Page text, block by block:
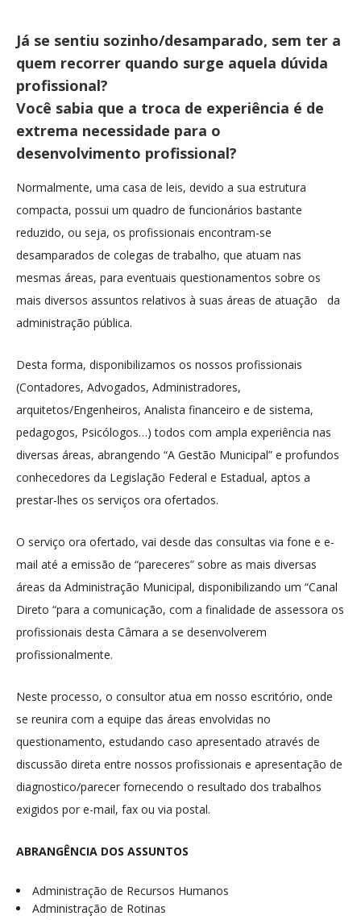
Já se sentiu sozinho/desamparado, sem ter a
quem recorrer quando surge aquela dúvida
profissional?
Você sabia que a troca de experiência é de
extrema necessidade para o
desenvolvimento profissional?
Normalmente, uma casa de leis, devido a sua estrutura
compacta, possui um quadro de funcionários bastante
reduzido, ou seja, os profissionais encontram-se
desamparados de colegas de trabalho, que atuam nas
mesmas áreas, para eventuais questionamentos sobre os
mais diversos assuntos relativos à suas áreas de atuação da
administração pública.
Desta forma, disponibilizamos os nossos profissionais
(Contadores, Advogados, Administradores,
arquitetos/Engenheiros, Analista financeiro e de sistema,
pedagogos, Psicólogos…) todos com ampla experiência nas
diversas áreas, abrangendo “A Gestão Municipal” e profundos
conhecedores da Legislação Federal e Estadual, aptos a
prestar-lhes os serviços ora ofertados.
O serviço ora ofertado, vai desde das consultas via fone e e-
mail até a emissão de “pareceres” sobre as mais diversas
áreas da Administração Municipal, disponibilizando um “Canal
Direto “para a comunicação, com a finalidade de assessora os
profissionais desta Câmara a se desenvolverem
profissionalmente.
Neste processo, o consultor atua em nosso escritório, onde
se reunira com a equipe das áreas envolvidas no
questionamento, estudando caso apresentado através de
discussão direta entre nossos profissionais e apresentação de
diagnostico/parecer fornecendo o resultado dos trabalhos
exigidos por e-mail, fax ou via postal.
ABRANGÊNCIA DOS ASSUNTOS
Administração de Recursos Humanos
Administração de Rotinas